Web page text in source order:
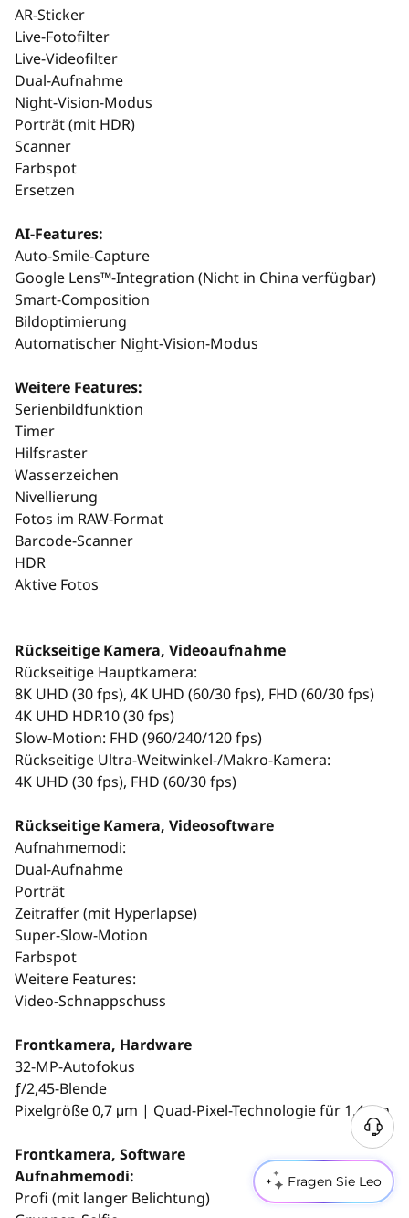
Fragen Sie Leo
AR-Sticker
Live-Fotofilter
Live-Videofilter
Dual-Aufnahme
Night-Vision-Modus
Porträt (mit HDR)
Scanner
Farbspot
Ersetzen
AI-Features:
Auto-Smile-Capture
Google Lens™-Integration (Nicht in China verfügbar)
Smart-Composition
Bildoptimierung
Automatischer Night-Vision-Modus
Weitere Features:
Serienbildfunktion
Timer
Hilfsraster
Wasserzeichen
Nivellierung
Fotos im RAW-Format
Barcode-Scanner
HDR
Aktive Fotos
Rückseitige Kamera, Videoaufnahme
Rückseitige Hauptkamera:
8K UHD (30 fps), 4K UHD (60/30 fps), FHD (60/30 fps)
4K UHD HDR10 (30 fps)
Slow-Motion: FHD (960/240/120 fps)
Rückseitige Ultra-Weitwinkel-/Makro-Kamera:
4K UHD (30 fps), FHD (60/30 fps)
Rückseitige Kamera, Videosoftware
Aufnahmemodi:
Dual-Aufnahme
Porträt
Zeitraffer (mit Hyperlapse)
Super-Slow-Motion
Farbspot
Weitere Features:
Video-Schnappschuss
Frontkamera, Hardware
32-MP-Autofokus
ƒ/2,45-Blende
Pixelgröße 0,7 μm | Quad-Pixel-Technologie für 1,4 μm
Frontkamera, Software
Aufnahmemodi:
Profi (mit langer Belichtung)